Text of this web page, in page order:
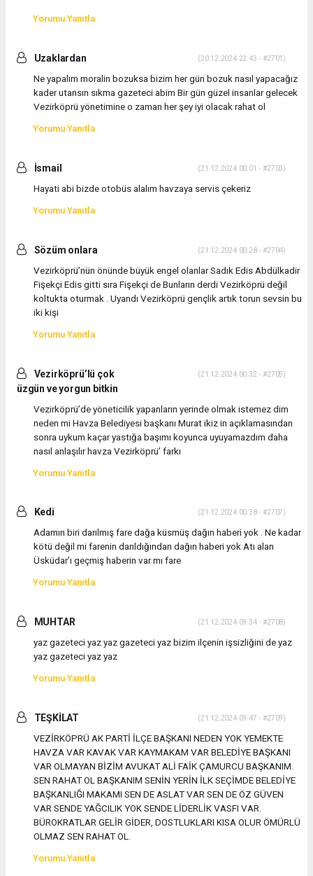
Yorumu Yanıtla
Uzaklardan (20.12.2024 22:43 - #2701)
Ne yapalım moralin bozuksa bizim her gün bozuk nasıl yapacağız
kader utansın sıkma gazeteci abim Bir gün güzel insanlar gelecek
Vezirköprü yönetimine o zaman her şey iyi olacak rahat ol
Yorumu Yanıtla
İsmail (21.12.2024 00:01 - #2703)
Hayati abi bizde otobüs alalım havzaya servis çekeriz
Yorumu Yanıtla
Sözüm onlara (21.12.2024 00:28 - #2704)
Vezirköprü’nün önünde büyük engel olanlar Sadık Edis Abdülkadir
Fişekçi Edis gitti sıra Fişekçi de Bunların derdi Vezirköprü değil
koltukta oturmak . Uyandı Vezirköprü gençlik artık torun sevsin bu
iki kişi
Yorumu Yanıtla
Vezirköprü’lü çok
üzgün ve yorgun bitkin
(21.12.2024 00:32 - #2705)
Vezirköprü’de yöneticilik yapanların yerinde olmak istemez dim
neden mi Havza Belediyesi başkanı Murat ikiz in açıklamasından
sonra uykum kaçar yastığa başımı koyunca uyuyamazdım daha
nasıl anlaşılır havza Vezirköprü’ farkı
Yorumu Yanıtla
Kedi (21.12.2024 00:38 - #2707)
Adamın biri darılmış fare dağa küsmüş dağın haberi yok . Ne kadar
kötü değil mi farenin darıldığından dağın haberi yok Atı alan
Üsküdar’ı geçmiş haberin var mı fare
Yorumu Yanıtla
MUHTAR (21.12.2024 09:34 - #2708)
yaz gazeteci yaz yaz gazeteci yaz bizim ilçenin işsizliğini de yaz
yaz gazeteci yaz yaz
Yorumu Yanıtla
TEŞKİLAT (21.12.2024 09:47 - #2709)
VEZİRKÖPRÜ AK PARTİ İLÇE BAŞKANI NEDEN YOK YEMEKTE
HAVZA VAR KAVAK VAR KAYMAKAM VAR BELEDİYE BAŞKANI
VAR OLMAYAN BİZİM AVUKAT ALİ FAİK ÇAMURCU BAŞKANIM.
SEN RAHAT OL BAŞKANIM SENİN YERİN İLK SEÇİMDE BELEDİYE
BAŞKANLIĞI MAKAMI SEN DE ASLAT VAR SEN DE ÖZ GÜVEN
VAR SENDE YAĞCILIK YOK SENDE LİDERLİK VASFI VAR.
BÜROKRATLAR GELİR GİDER, DOSTLUKLARI KISA OLUR ÖMÜRLÜ
OLMAZ SEN RAHAT OL.
Yorumu Yanıtla